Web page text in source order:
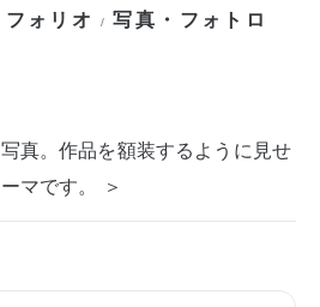
ォリオ /写真・フォトロ
真。作品を額装するように見せ
マです。 ＞